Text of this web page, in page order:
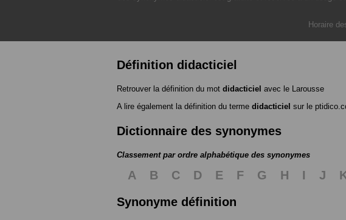
Horaire
Définition didacticiel
Retrouver la définition du mot didacticiel avec le Larousse
A lire également la définition du terme didacticiel sur le
Dictionnaire des synonymes
Classement par ordre alphabétique des synonymes
A B C D E F G H I J
Synonyme définition